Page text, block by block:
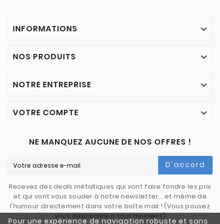
Pour une expérience de navigation robuste et sans
INFORMATIONS 
NOS PRODUITS 
NOTRE ENTREPRISE 
VOTRE COMPTE 
NE MANQUEZ AUCUNE DE NOS OFFRES !
D'accord
Recevez des deals métalliques qui vont faire fondre les prix
et qui vont vous souder à notre newsletter… et même de
l'humour directement dans votre boîte mail ! (Vous pouvez
vous désinscrire à tout moment)